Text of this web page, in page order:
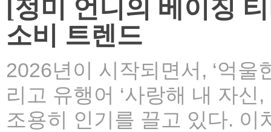
[정미 언니의 베이징
소비 트렌드
2026년이 시작되면서, ‘억울
리고 유행어 ‘사랑해 내 자
조용히 인기를 끌고 있다.